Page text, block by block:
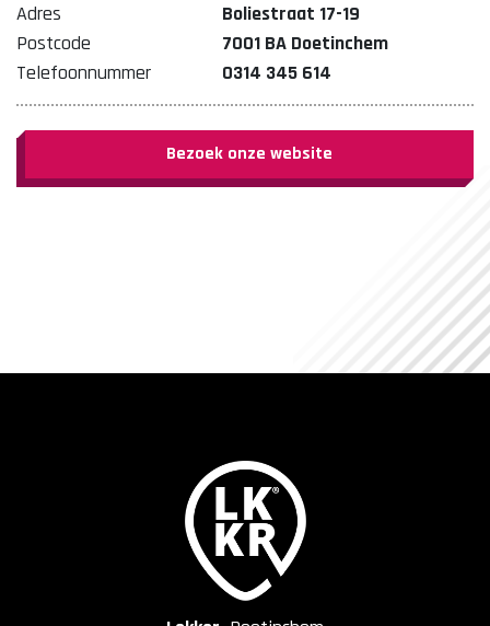
Adres
Boliestraat 17-19
Postcode
7001 BA Doetinchem
Telefoonnummer
0314 345 614
Bezoek onze website